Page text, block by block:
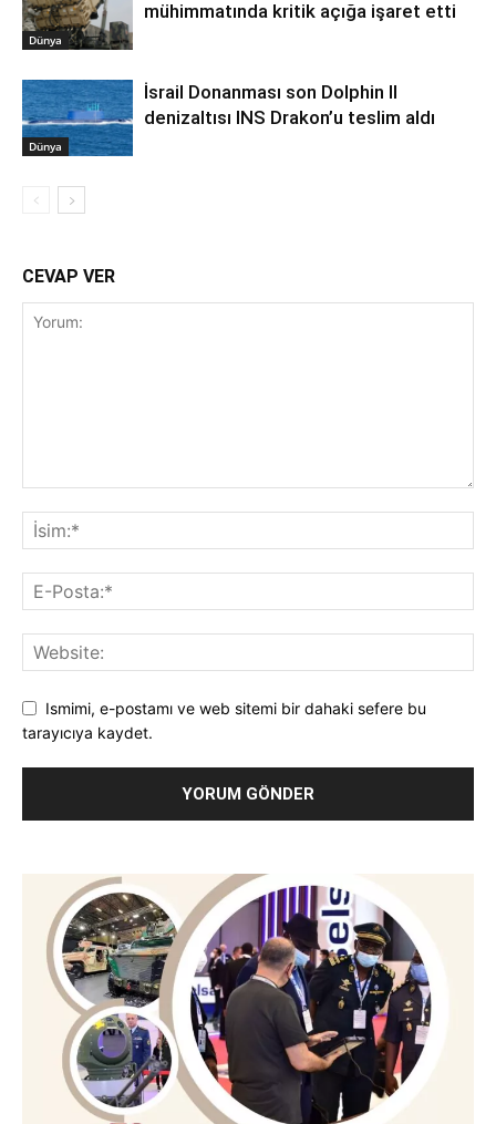
Dünya
mühimmatında kritik açığa işaret etti
Dünya
İsrail Donanması son Dolphin II
denizaltısı INS Drakon’u teslim aldı
CEVAP VER
Ismimi, e-postamı ve web sitemi bir dahaki sefere bu
tarayıcıya kaydet.